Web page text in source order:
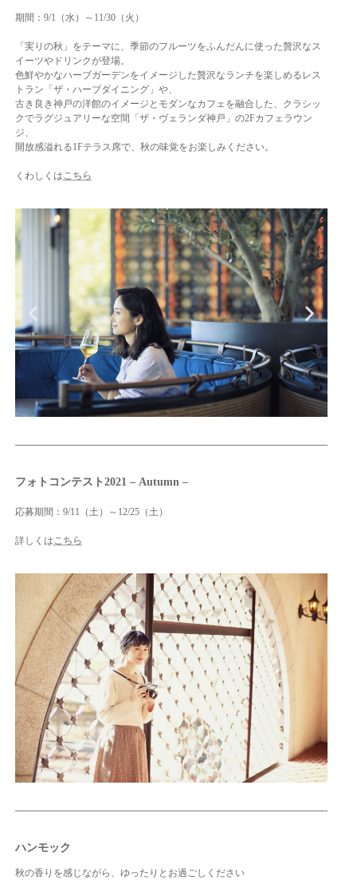
期間：9/1（水）～11/30（火）
「実りの秋」をテーマに、季節のフルーツをふんだんに使った贅沢なス
イーツやドリンクが登場。
色鮮やかなハーブガーデンをイメージした贅沢なランチを楽しめるレス
トラン「ザ・ハーブダイニング」や、
古き良き神戸の洋館のイメージとモダンなカフェを融合した、クラシッ
クでラグジュアリーな空間「ザ・ヴェランダ神戸」の2Fカフェラウン
ジ、
開放感溢れる1Fテラス席で、秋の味覚をお楽しみください。
くわしくはこちら
フォトコンテスト2021 – Autumn –
応募期間：9/11（土）～12/25（土）
詳しくはこちら
ハンモック
秋の香りを感じながら、ゆったりとお過ごし ください